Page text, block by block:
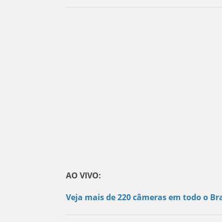
AO VIVO:
Veja mais de 220 câmeras em todo o